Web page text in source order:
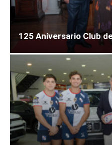
125 Aniversario Club